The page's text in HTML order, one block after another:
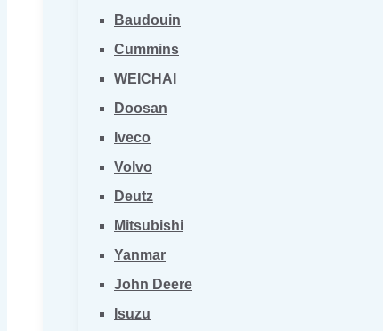
Baudouin
Cummins
WEICHAI
Doosan
Iveco
Volvo
Deutz
Mitsubishi
Yanmar
John Deere
Isuzu